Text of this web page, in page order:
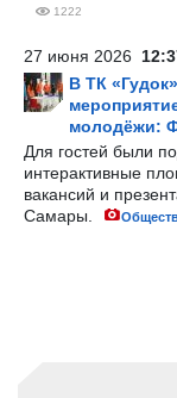
1222
27 июня 2026
В ТК
молодёжи:
Для гостей были
интерактивные
вакансий и
Самары.